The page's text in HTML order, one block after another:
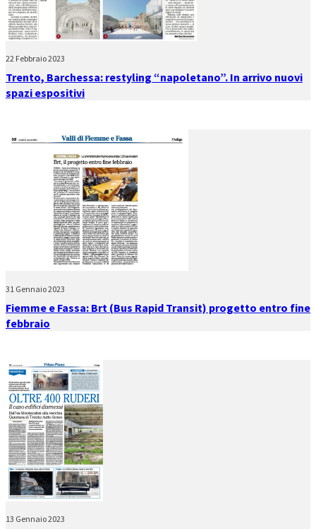
22 Febbraio 2023
Trento, Barchessa: restyling “napoletano”. In arrivo nuovi
spazi espositivi
31 Gennaio 2023
Fiemme e Fassa: Brt (Bus Rapid Transit) progetto entro fine
febbraio
13 Gennaio 2023